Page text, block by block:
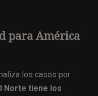
para América
los casos por
Norte tiene los